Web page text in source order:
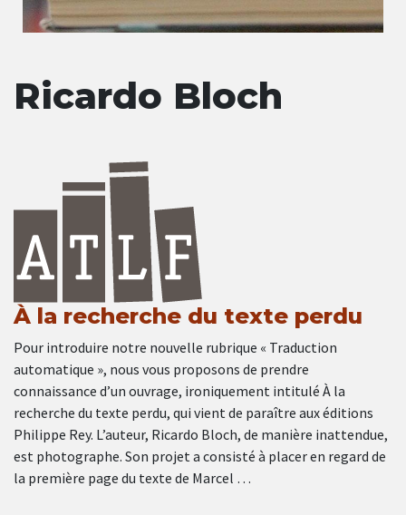
Ricardo Bloch
À la recherche du texte perdu
Pour introduire notre nouvelle rubrique « Traduction
automatique », nous vous proposons de prendre
connaissance d’un ouvrage, ironiquement intitulé À la
recherche du texte perdu, qui vient de paraître aux éditions
Philippe Rey. L’auteur, Ricardo Bloch, de manière inattendue,
est photographe. Son projet a consisté à placer en regard de
la première page du texte de Marcel …